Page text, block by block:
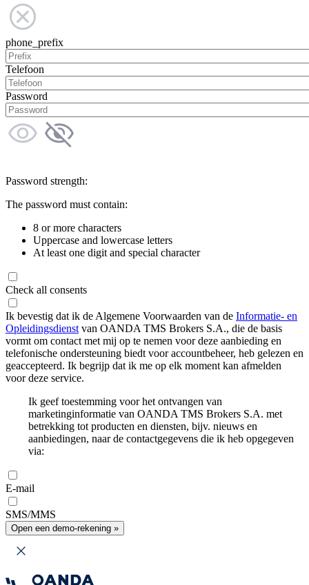
phone_prefix
Telefoon
Password
Password strength:
The password must contain:
8 or more characters
Uppercase and lowercase letters
At least one digit and special character
Check all consents
Ik bevestig dat ik de Algemene Voorwaarden van de Informatie- en
Opleidingsdienst van OANDA TMS Brokers S.A., die de basis
vormt om contact met mij op te nemen voor deze aanbieding en
telefonische ondersteuning biedt voor accountbeheer, heb gelezen en
geaccepteerd. Ik begrijp dat ik me op elk moment kan afmelden
voor deze service.
Ik geef toestemming voor het ontvangen van
marketinginformatie van OANDA TMS Brokers S.A. met
betrekking tot producten en diensten, bijv. nieuws en
aanbiedingen, naar de contactgegevens die ik heb opgegeven
via:
E-mail
SMS/MMS
Open een demo-rekening »